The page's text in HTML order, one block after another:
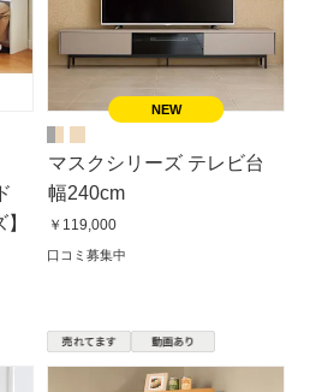
マスクシリーズ テレビ台
幅240cm
￥119,000
口コミ募集中